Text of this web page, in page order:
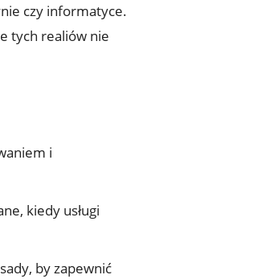
czy informatyce.
tych realiów nie
i
kiedy usługi
by zapewnić